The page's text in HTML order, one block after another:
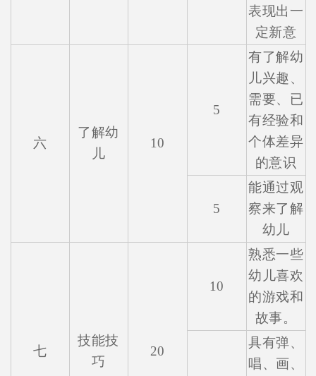
表现出一
定新意
六
了解幼
儿
10
5
有了解幼
儿兴趣、
需要、已
有经验和
个体差异
的意识
5
能通过观
察来了解
幼儿
七
技能技
巧
20
10
熟悉一些
幼儿喜欢
的游戏和
故事。
具有弹、
唱、画、